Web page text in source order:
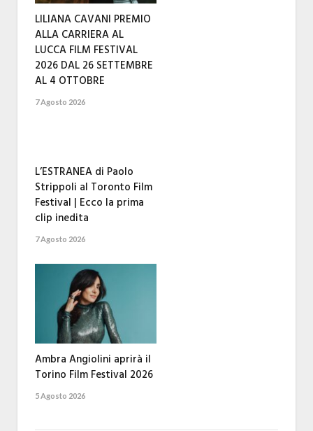
LILIANA CAVANI PREMIO
ALLA CARRIERA AL
LUCCA FILM FESTIVAL
2026 DAL 26 SETTEMBRE
AL 4 OTTOBRE
7 Agosto 2026
L’ESTRANEA di Paolo
Strippoli al Toronto Film
Festival | Ecco la prima
clip inedita
7 Agosto 2026
Ambra Angiolini aprirà il
Torino Film Festival 2026
5 Agosto 2026